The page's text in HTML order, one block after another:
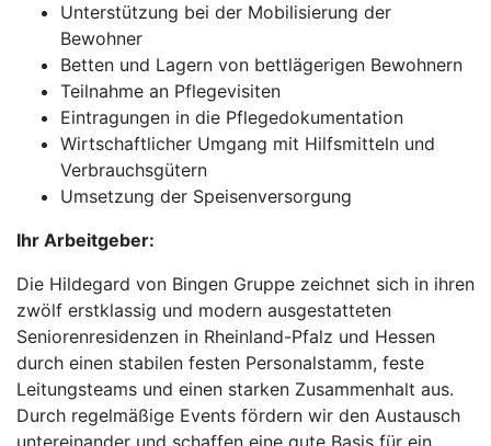
Unterstützung bei der Mobilisierung der
Bewohner
Betten und Lagern von bettlägerigen Bewohnern
Teilnahme an Pflegevisiten
Eintragungen in die Pflegedokumentation
Wirtschaftlicher Umgang mit Hilfsmitteln und
Verbrauchsgütern
Umsetzung der Speisenversorgung
Ihr Arbeitgeber:
Die Hildegard von Bingen Gruppe zeichnet sich in ihren
zwölf erstklassig und modern ausgestatteten
Seniorenresidenzen in Rheinland-Pfalz und Hessen
durch einen stabilen festen Personalstamm, feste
Leitungsteams und einen starken Zusammenhalt aus.
Durch regelmäßige Events fördern wir den Austausch
untereinander und schaffen eine gute Basis für ein